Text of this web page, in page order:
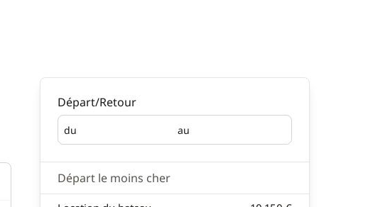
Départ/Retour
du
Départ au
Retour
Départ le moins cher